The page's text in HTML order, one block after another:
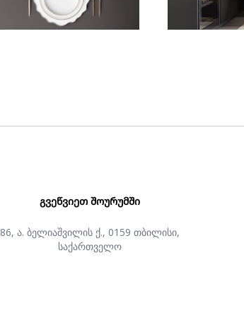
ᲒᲕᲔᲬᲕᲘᲔᲗ ᲨᲝᲣᲠᲣᲛᲨᲘ
86, ა. ბელიაშვილის ქ., 0159 თბილისი,
საქართველო